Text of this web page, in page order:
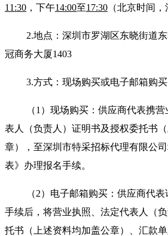
11:30 ，下午14:00至17:30 （北京时间，
2.地点：深圳市罗湖区东晓街道
冠商务大厦1403
3.方式：现场购买或电子邮箱购买
（1）现场购买：供应商代表携
表人（负责人）证明书及授权委托书
章），至深圳市特采招标代理有限公
表》办理报名手续。
（2）电子邮箱购买：供应商代
手续后，将营业执照、法定代表人（
托书（上述资料均加盖公章）、汇款单